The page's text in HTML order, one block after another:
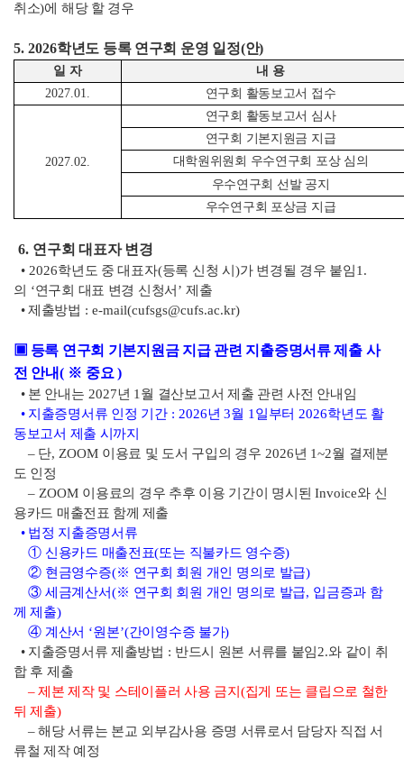
취소)에 해당 할 경우
5. 2026학년도 등록 연구회 운영 일정(안)
일 자
내 용
2027.01.
연구회 활동보고서 접수
2027.02.
연구회 활동보고서 심사
연구회 기본지원금 지급
대학원위원회 우수연구회 포상 심의
우수연구회 선발 공지
우수연구회 포상금 지급
6. 연구회 대표자 변경
• 2026학년도 중 대표자(등록 신청 시 )가 변경될 경우 붙임1.
의 ‘연구회 대표 변경 신청서 ’제출
•제출방법 : e-mail(cufsgs@cufs.ac.kr)
▣ 등록 연구회 기본지원금 지급 관련 지출증명서류 제출 사
전 안내( ※ 중요)
• 본 안내는 2027년 1 월 결산보고서 제출 관련 사전 안내임
• 지출증명서류 인정 기간: 2026년 3월 1 일부터 2026학년도 활
동보고서 제출 시까지
– 단, ZOOM 이용료 및 도서 구입의 경우 2026년 1~2월 결제분
도 인정
– ZOOM 이용료의 경우 추후 이용 기간이 명시된 Invoice와 신
용카드 매출전표 함께 제출
• 법정 지출증명서류
① 신용카드 매출전표(또는 직불카드 영수증)
② 현금영수증(※ 연구회 회원 개인 명의로 발급)
③ 세금계산서(※ 연구회 회원 개인 명의로 발급, 입금증과 함
께 제출)
④ 계산서 ‘원본’(간이영수증 불가)
• 지출증명서류 제출방법 : 반드시 원본 서류를 붙임2.와 같이 취
합 후 제출
–제본 제작 및 스테이플러 사용 금지 (집게 또는 클립으로 철한
뒤 제출)
–해당 서류는 본교 외부감사용 증명 서류로서 담당자 직접 서
류철 제작 예정